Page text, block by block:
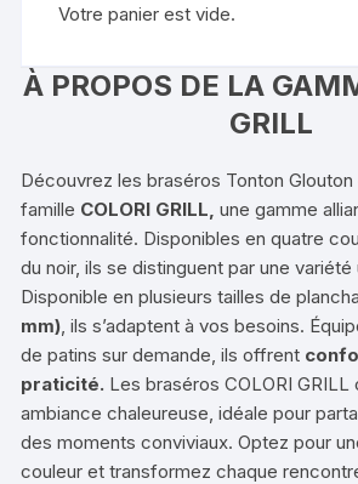
À PROPOS DE LA
GRILL
Découvrez les braséros Tonton Glouton
famille COLORI GRILL, une gamme
fonctionnalité. Disponibles en quatre
du noir, ils se distinguent par une
Disponible en plusieurs tailles de plancha
mm), ils s’adaptent à vos besoins.
de patins sur demande, ils offrent
praticité. Les braséros COLORI GRILL
ambiance chaleureuse, idéale pour
des moments conviviaux. Optez pour
couleur et transformez chaque
Votre panier est vide.